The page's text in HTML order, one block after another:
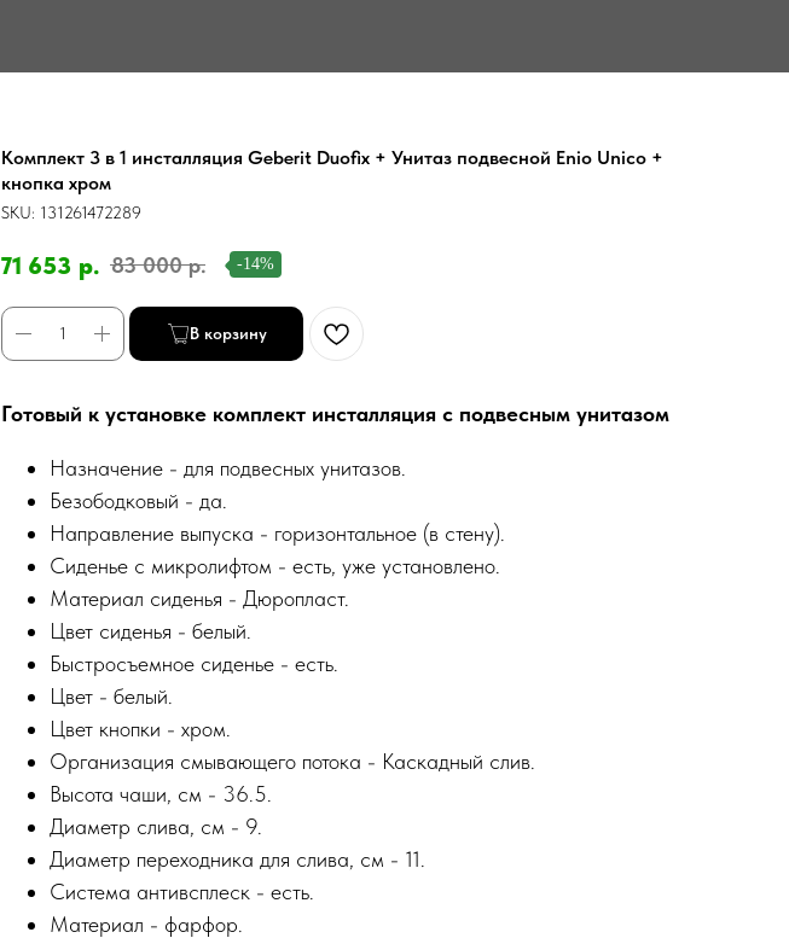
Комплект 3 в 1 инсталляция Geberit Duofix + Унитаз подвесной Enio Unico +
кнопка хром
SKU: 131261472289
71 653 р. 83 000 р. -14%
В корзину
Готовый к установке комплект инсталляция с подвесным унитазом
Назначение - для подвесных унитазов.
Безободковый - да.
Направление выпуска - горизонтальное (в стену).
Сиденье с микролифтом - есть, уже установлено.
Материал сиденья - Дюропласт.
Цвет сиденья - белый.
Быстросъемное сиденье - есть.
Цвет - белый.
Цвет кнопки - хром.
Организация смывающего потока - Каскадный слив.
Высота чаши, см - 36.5.
Диаметр слива, см - 9.
Диаметр переходника для слива, см - 11.
Система антивсплеск - есть.
Материал - фарфор.